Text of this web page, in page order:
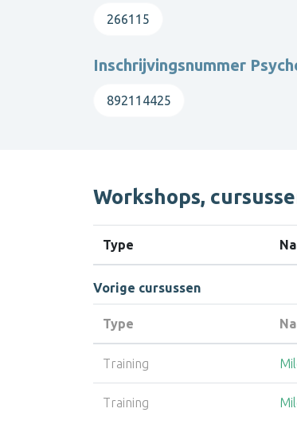
266115
Inschrijvingsnummer
892114425
Workshops,
Type
Vorige cursussen
Type
Training
Training